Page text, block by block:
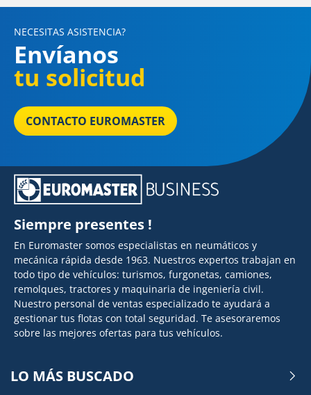
NECESITAS ASISTENCIA?
Envíanos
tu solicitud
CONTACTO EUROMASTER
Siempre presentes !
En Euromaster somos especialistas en neumáticos y
mecánica rápida desde 1963. Nuestros expertos trabajan en
todo tipo de vehículos: turismos, furgonetas, camiones,
remolques, tractores y maquinaria de ingeniería civil.
Nuestro personal de ventas especializado te ayudará a
gestionar tus flotas con total seguridad. Te asesoraremos
sobre las mejores ofertas para tus vehículos.
LO MÁS BUSCADO